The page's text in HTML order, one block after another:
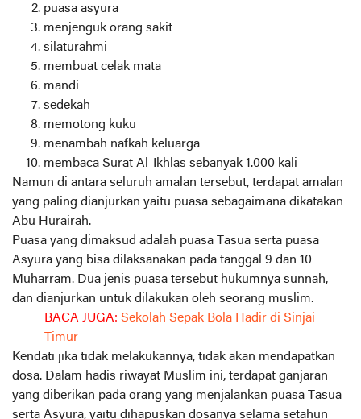
puasa asyura
menjenguk orang sakit
silaturahmi
membuat celak mata
mandi
sedekah
memotong kuku
menambah nafkah keluarga
membaca Surat Al-Ikhlas sebanyak 1.000 kali
Namun di antara seluruh amalan tersebut, terdapat amalan
yang paling dianjurkan yaitu puasa sebagaimana dikatakan
Abu Hurairah.
Puasa yang dimaksud adalah puasa Tasua serta puasa
Asyura yang bisa dilaksanakan pada tanggal 9 dan 10
Muharram. Dua jenis puasa tersebut hukumnya sunnah,
dan dianjurkan untuk dilakukan oleh seorang muslim.
BACA JUGA: Sekolah Sepak Bola Hadir di Sinjai
Timur
Kendati jika tidak melakukannya, tidak akan mendapatkan
dosa. Dalam hadis riwayat Muslim ini, terdapat ganjaran
yang diberikan pada orang yang menjalankan puasa Tasua
serta Asyura, yaitu dihapuskan dosanya selama setahun